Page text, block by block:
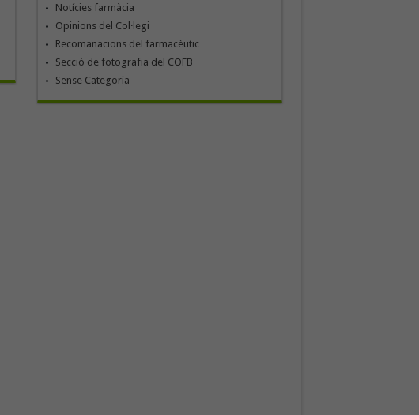
Notícies farmàcia
Opinions del Col·legi
Recomanacions del farmacèutic
Secció de fotografia del COFB
Sense Categoria